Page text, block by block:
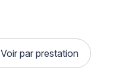
Voir par prestation